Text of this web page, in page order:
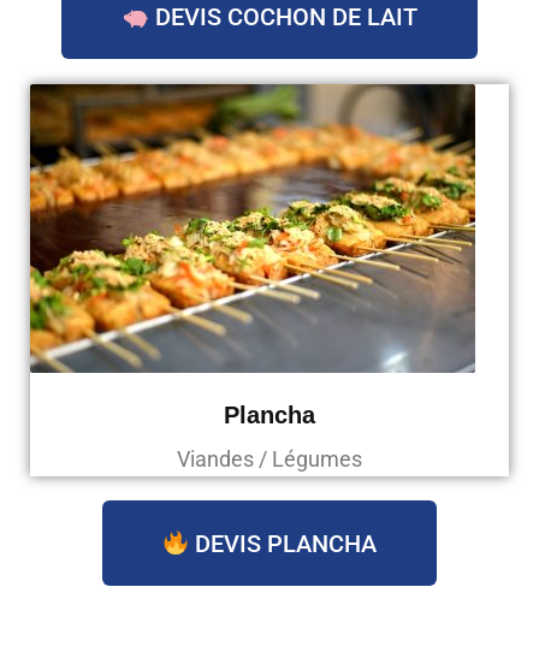
DEVIS COCHON DE LAIT
Plancha
Viandes / Légumes
DEVIS PLANCHA